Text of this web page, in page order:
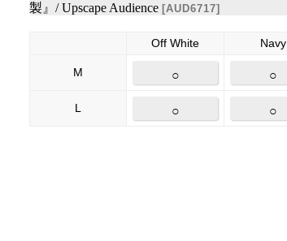
製』/ Upscape Audience [AUD6717]
Off White Navy
M ○ ○
L ○ ○